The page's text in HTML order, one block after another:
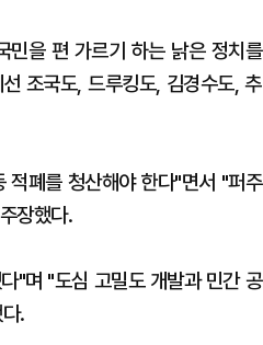
민을 편 가르기 하는 낡은 정치를
조국도, 드루킹도, 김경수도, 추
적폐를 청산해야 한다"면서 "퍼주
장했다.
"며 "도심 고밀도 개발과 민간 공
.